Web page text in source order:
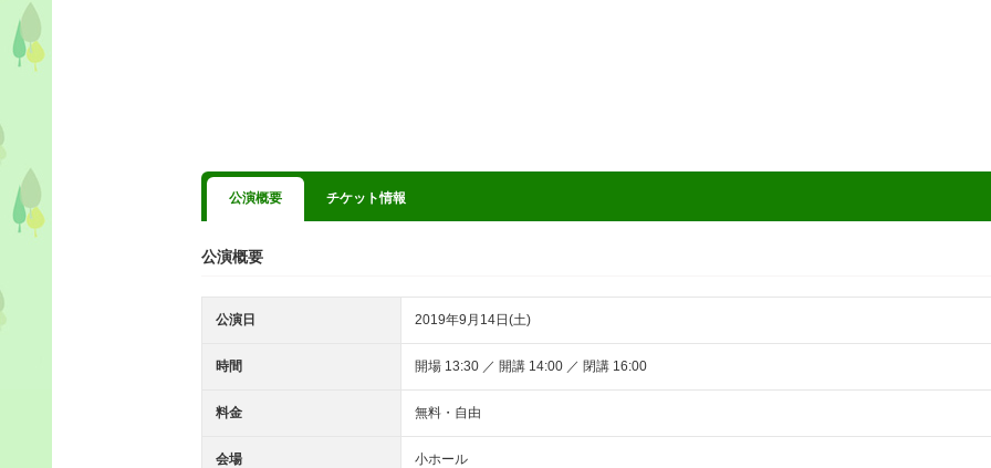
公演概要 チケット情報
公演概要
公演日 2019年9月14日(土)
時間 開場 13:30 ／ 開講 14:00 ／ 閉講 16:00
料金 無料・自由
会場 小ホール